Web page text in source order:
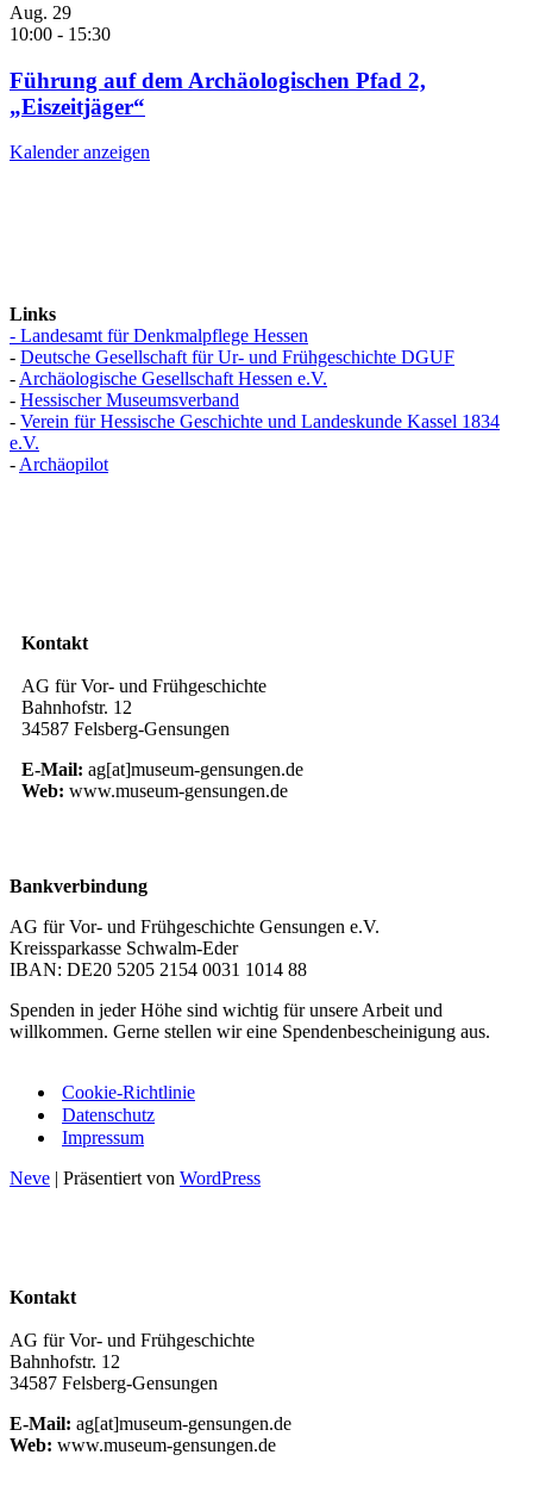
Aug. 29
10:00 - 15:30
Führung auf dem Archäologischen Pfad 2,
„Eiszeitjäger“
Kalender anzeigen
Links
- Landesamt für Denkmalpflege Hessen
- Deutsche Gesellschaft für Ur- und Frühgeschichte DGUF
- Archäologische Gesellschaft Hessen e.V.
- Hessischer Museumsverband
- Verein für Hessische Geschichte und Landeskunde Kassel 1834
e.V.
- Archäopilot
Kontakt
AG für Vor- und Frühgeschichte
Bahnhofstr. 12
34587 Felsberg-Gensungen
E‑Mail: ag[at]museum-gensungen.de
Web: www.museum-gensungen.de
Bankverbindung
AG für Vor- und Frühgeschichte Gensungen e.V.
Kreissparkasse Schwalm-Eder
IBAN: DE20 5205 2154 0031 1014 88
Spenden in jeder Höhe sind wichtig für unsere Arbeit und
willkommen. Gerne stellen wir eine Spendenbescheinigung aus.
Cookie-Richtlinie
Datenschutz
Impressum
Neve | Präsentiert von WordPress
Kontakt
AG für Vor- und Frühgeschichte
Bahnhofstr. 12
34587 Felsberg-Gensungen
E‑Mail: ag[at]museum-gensungen.de
Web: www.museum-gensungen.de